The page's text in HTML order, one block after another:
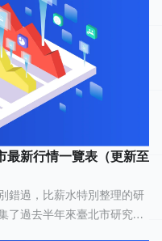
最新行情一覽表（更新至
的工作經歷，有 12 人認為